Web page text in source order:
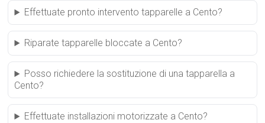
Effettuate pronto intervento tapparelle a Cento?
Riparate tapparelle bloccate a Cento?
Posso richiedere la sostituzione di una tapparella a
Cento?
Effettuate installazioni motorizzate a Cento?